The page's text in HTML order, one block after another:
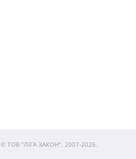
© ТОВ "ЛІГА ЗАКОН", 2007-2026.